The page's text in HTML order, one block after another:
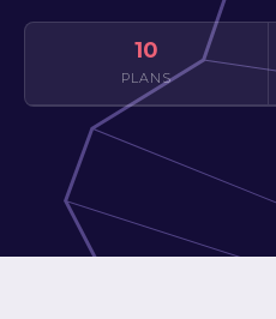
10
PLANS